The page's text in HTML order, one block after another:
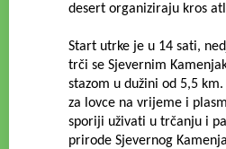
desert organiziraju kros
Start utrke je u 14 sati,
trči se Sjevernim
stazom u dužini od 5,5 km.
za lovce na vrijeme i
sporiji uživati u trčanju i
prirode Sjevernog